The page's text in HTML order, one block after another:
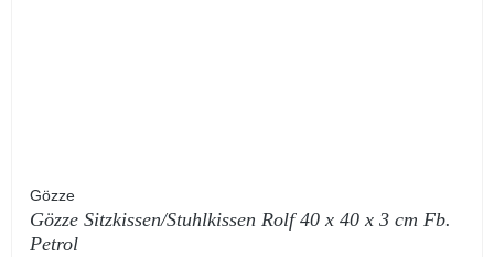
Gözze
Gözze Sitzkissen/Stuhlkissen Rolf 40 x 40 x 3 cm Fb.
Petrol